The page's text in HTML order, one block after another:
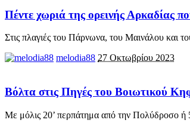
Πέντε χωριά της ορεινής Αρκαδίας
Στις πλαγιές του Πάρνωνα, του Μαινάλου και
melodia88 27 Οκτωβρίου 2023
Βόλτα στις Πηγές του Βοιωτικού
Με μόλις 20’ περπάτημα από την Πολύδροσο ή